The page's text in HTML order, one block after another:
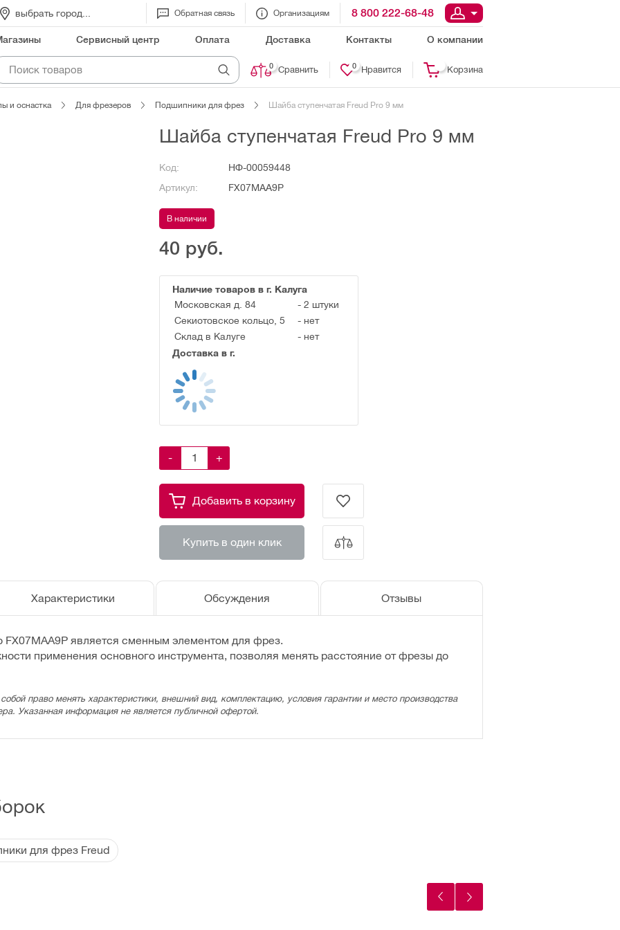
выбрать город... Обратная связь Организациям 8 800 222-68-48
Сервисный центр Оплата Доставка Контакты О компании
Сравнить
0 Нравится
0 Корзина
и оснастка Для фрезеров Подшипники для фрез Шайба ступенчатая Freud Pro 9 мм
Шайба ступенчатая Freud Pro 9 мм
Код:
НФ-00059448
Артикул:
FX07MAA9P
В наличии
40 руб.
Наличие товаров в г. Калуга
Московская д. 84
- 2 штуки
Секиотовское кольцо, 5
- нет
Склад в Калуге
- нет
Доставка в г.
- +
Добавить в корзину
Купить в один клик
Характеристики Обсуждения Отзывы
FX07MAA9P является сменным элементом для фрез.
применения основного инструмента, позволяя менять расстояние от фрезы до
право менять характеристики, внешний вид, комплектацию, условия гарантии и место производства
Указанная информация не является публичной офертой.
для фрез Freud